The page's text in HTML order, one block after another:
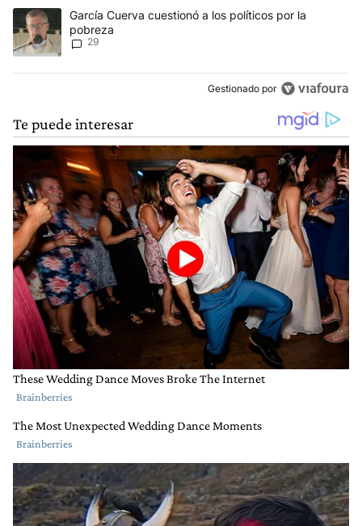
Un artículo de tendencia con el título "García Cuerva cuestionó
García Cuerva cuestionó a los políticos por la
pobreza
29
Gestionado por